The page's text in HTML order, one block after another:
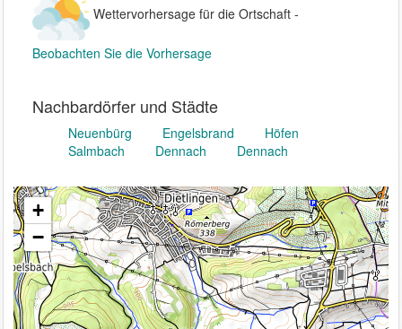
Wettervorhersage für die Ortschaft -
Beobachten Sie die Vorhersage
Nachbardörfer und Städte
Neuenbürg Engelsbrand
Höfen
Salmbach
Dennach Dennach
+
−